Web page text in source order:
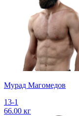
Мурад Магомедов
13-1
66.00 кг